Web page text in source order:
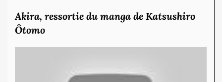
Akira, ressortie du manga de Katsushiro
Ôtomo